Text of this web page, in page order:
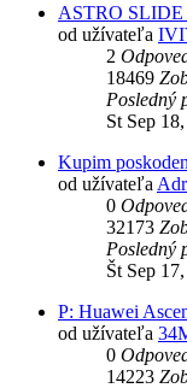
ASTRO SLIDE
od užívateľa
2
18469
Posledný
St Sep
Kupim
od užívateľa
0
32173
Posledný
Št Sep
P: Huawei
od užívateľa
0
14223